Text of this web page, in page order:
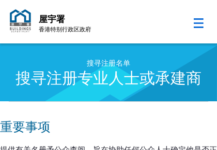
屋宇署
香港特别行政区政府
搜寻注册名单
搜寻注册专业人士或承建商
重要事项